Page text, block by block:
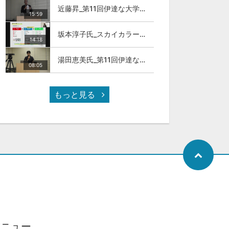
15:59
近藤昇_第11回伊達な大学院セミナー
14:18
坂本淳子氏_スカイカラー人材とは
08:05
湯田恵美氏_第11回伊達な大学院セミナー
もっと見る
ニュー